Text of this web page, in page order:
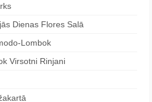
Dienas Flores Salā
Lombok
Virsotni Rinjani